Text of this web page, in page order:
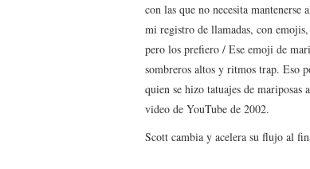
con las que no necesita
mi registro de llamadas, con
pero los prefiero / Ese emoji de
sombreros altos y ritmos trap. Eso
quien se hizo tatuajes de
video de YouTube de 2002.
Scott cambia y acelera su flujo al